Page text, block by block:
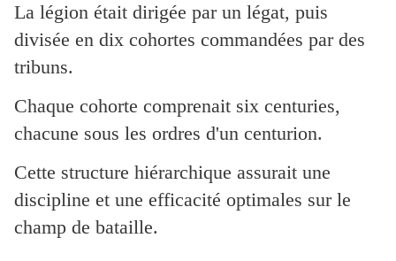
La légion était dirigée par un légat, puis
divisée en dix cohortes commandées par des
tribuns.
Chaque cohorte comprenait six centuries,
chacune sous les ordres d'un centurion.
Cette structure hiérarchique assurait une
discipline et une efficacité optimales sur le
champ de bataille.